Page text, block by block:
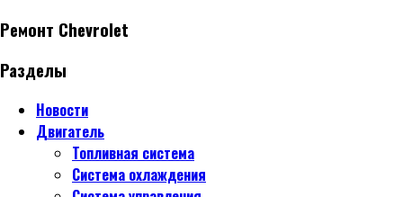
Ремонт Chevrolet
Разделы
Новости
Двигатель
Топливная система
Система охлаждения